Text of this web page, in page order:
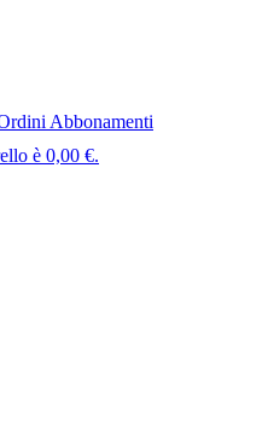
Abbonamenti
è 0,00 €.